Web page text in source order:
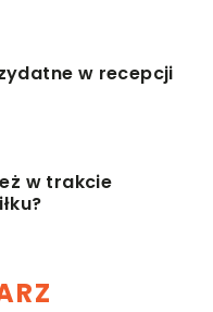
w recepcji
w trakcie